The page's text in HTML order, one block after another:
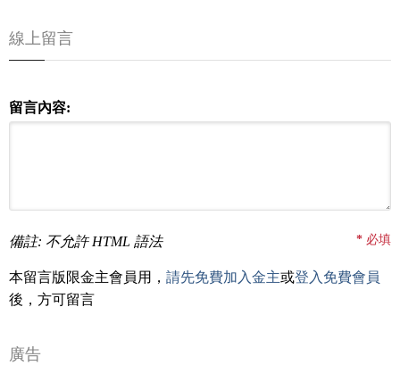
線上留言
留言內容:
備註: 不允許 HTML 語法 * 必填
本留言版限金主會員用， 請先免費加入金主或登入免費會員
後，方可留言
廣告